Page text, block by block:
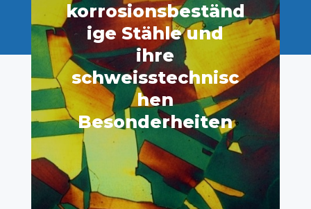
korrosionsbeständ
ige Stähle und
ihre
schweisstechnisc
hen
Besonderheiten